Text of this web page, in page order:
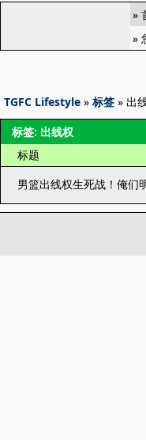
»
»
TGFC Lifestyle » 标签 » 出
标签: 出线权
标题
男篮出线权生死战！俺们